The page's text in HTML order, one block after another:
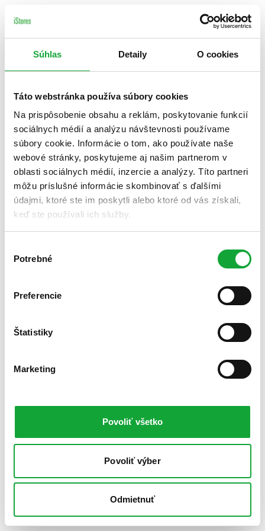
Súhlas Detaily O cookies
Táto webstránka používa súbory cookies
Na prispôsobenie obsahu a reklám, poskytovanie funkcií
sociálnych médií a analýzu návštevnosti používame
súbory cookie. Informácie o tom, ako používate naše
webové stránky, poskytujeme aj našim partnerom v
oblasti sociálnych médií, inzercie a analýzy. Títo partneri
môžu príslušné informácie skombinovať s ďalšími
údajmi, ktoré ste im poskytli alebo ktoré od vás získali,
keď ste používali ich služby.
súhlasu
Potrebné
Preferencie
Štatistiky
Marketing
Povoliť všetko
Povoliť výber
Odmietnuť